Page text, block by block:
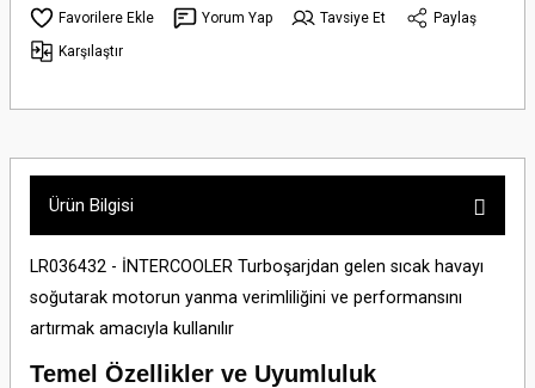
Yorum Yap Tavsiye Et
Paylaş
Karşılaştır
Ürün Bilgisi
LR036432 - İNTERCOOLER Turboşarjdan gelen sıcak havayı
soğutarak motorun yanma verimliliğini ve performansını
artırmak amacıyla kullanılır
Temel Özellikler ve Uyumluluk